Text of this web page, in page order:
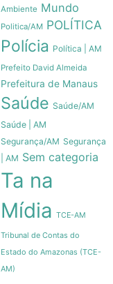
Ambiente Mundo
Politica/AM POLÍTICA
Polícia Política | AM
Prefeito David Almeida
Prefeitura de Manaus
Saúde Saúde/AM
Saúde | AM
Segurança/AM Segurança
| AM Sem categoria
Ta na
Mídia TCE-AM
Tribunal de Contas do
Estado do Amazonas (TCE-
AM)